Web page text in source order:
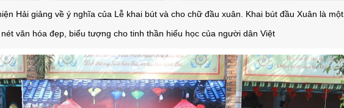
Hải giảng về ý nghĩa của Lễ khai bút và cho chữ đầu xuân. Khai bút đầu Xuân là một
nét văn hóa đẹp, biểu tượng cho tinh thần hiếu học của người dân Việt